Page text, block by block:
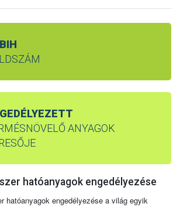
ANYAGOK
hatóanyagok engedélyezése
hatóanyagok engedélyezése a világ egyik